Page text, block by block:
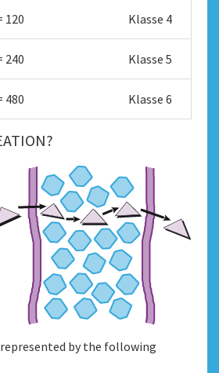
120 Klasse 4
240 Klasse 5
480 Klasse 6
by the following